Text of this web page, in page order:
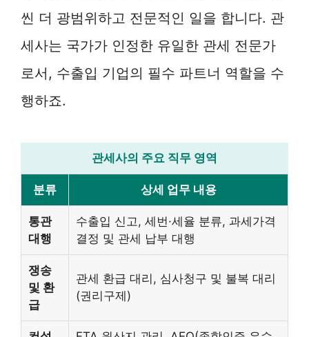
씬 더 광범위하고 전문적인 일을 합니다. 관
세사는 국가가 인정한 유일한 관세 전문가
로서, 수출입 기업의 필수 파트너 역할을 수
행하죠.
관세사의 주요 직무 영역
분류 상세 업무 내용
통관
대행
수출입 신고, 세번·세율 분류, 과세가격
결정 및 관세 납부 대행
쟁송
및 환
급
관세 환급 대리, 심사청구 및 불복 대리
(권리구제)